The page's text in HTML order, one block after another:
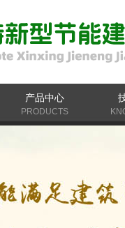
产品中心
PRODUCTS